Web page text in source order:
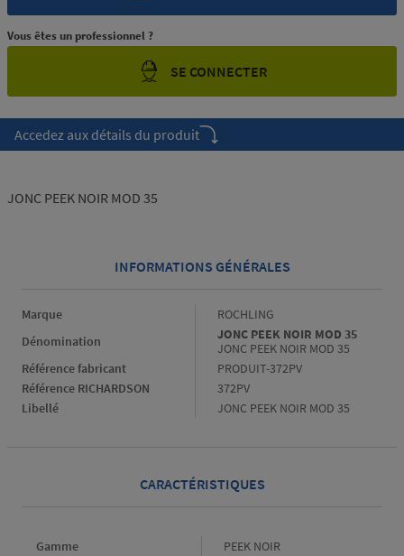
Vous êtes un professionnel ?
SE CONNECTER
Accedez aux détails du produit
JONC PEEK NOIR MOD 35
INFORMATIONS GÉNÉRALES
Informations générales
Marque
ROCHLING
Dénomination
JONC PEEK NOIR MOD 35
JONC PEEK NOIR MOD 35
Référence fabricant
PRODUIT-372PV
Référence RICHARDSON
372PV
Libellé
JONC PEEK NOIR MOD 35
CARACTÉRISTIQUES
Gamme Gamme
PEEK NOIR